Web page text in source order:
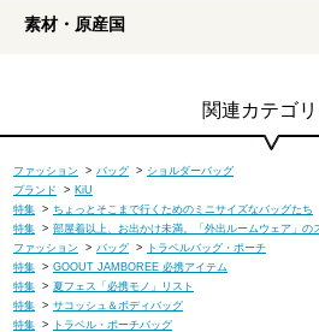
素材・原産国
関連カテゴ
ファッション > バッグ > ショルダーバッグ
ブランド
> KiU
特集 > ちょっとそこまで行くためのミニサイズなバッグたち
特集 > 部屋着以上、お出かけ未満。「外出ルームウェア」の
ファッション
> バッグ >
トラベルバッグ・ポーチ
特集 > GOOUT JAMBOREE 必携アイテム
特集 > 夏フェス「必携モノ」リスト
特集 > サコッシュ＆ボディバッグ
特集 >
トラベル・ポーチバッグ